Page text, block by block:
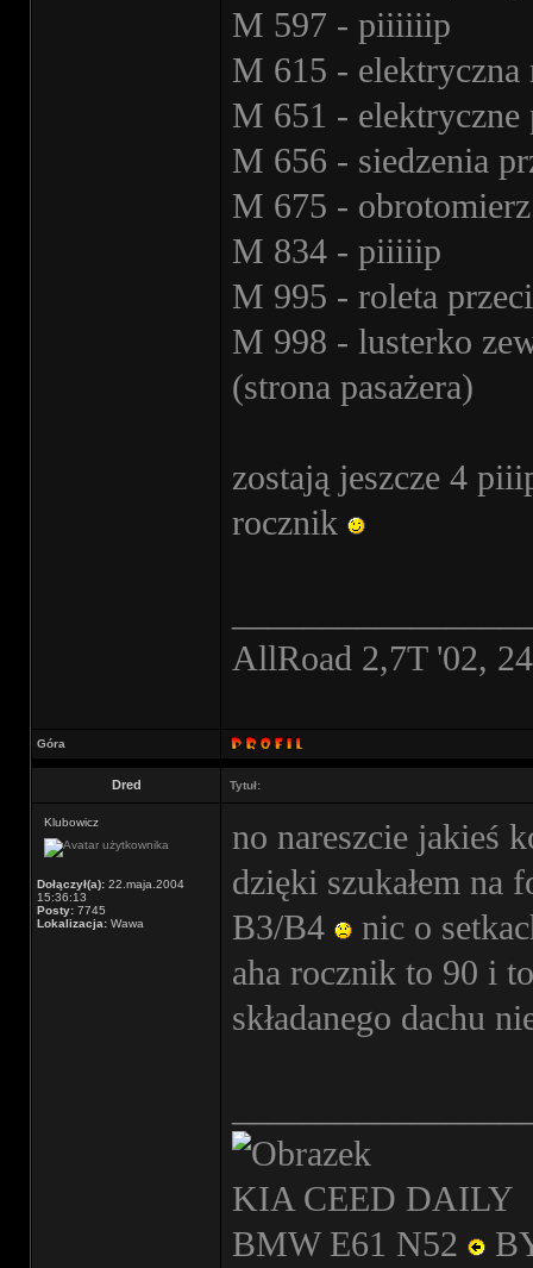
M 597 - piiiiiip
M 615 - elektryczna
M 651 - elektryczne
M 656 - siedzenia
M 675 - obrotomierz
M 834 - piiiiip
M 995 - roleta
M 998 - lusterko
(strona pasażera)
zostają jeszcze 4
rocznik
AllRoad 2,7T '02,
Góra
Dred Tytuł:
Klubowicz
Dołączył(a): 22.maja.2004
15:36:13
Posty: 7745
Lokalizacja: Wawa
no nareszcie jakieś
dzięki szukałem na
B3/B4
nic o
aha rocznik to 90 i
składanego dachu
KIA CEED DAILY
BMW E61 N52